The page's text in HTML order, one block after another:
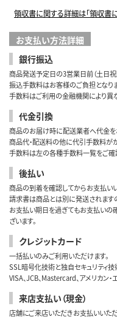
領収書に関する詳細は「領収書に
お支払い方法詳細
銀行振込
商品発送予定日の3営業日前（土日祝
振込手数料はお客様のご負担となりま
手数料はご利用の金融機関により異な
代金引換
商品のお届け時に配送業者へ代金を
商品代・配送料の他に代引手数料がか
手数料は左の各種手数料一覧をご確
後払い
商品の到着を確認してからお支払いい
請求書は商品とは別に発送されます
お支払い期日を過ぎてもお支払いの
ざいます。
クレジットカード
一括払いのみご利用いただけます。
SSL暗号化技術と独自セキュリティ技
VISA、JCB、Mastercard、アメリカン
来店支払い（現金）
店舗にご来店いただきお支払いいただ